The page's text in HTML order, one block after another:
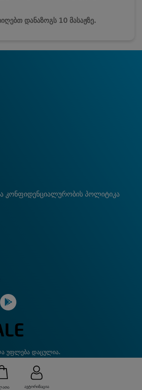
ავტორიზაცია
დანაზოგს 10 მასაჟზე.
კონფიდენციალურობის პოლიტიკა
უფლება დაცულია.